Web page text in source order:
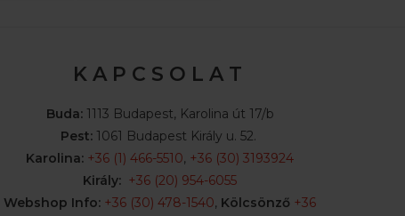
K A P C S O L A T
Buda:1113 Budapest, Karolina út 17/b
Pest:1061 Budapest Király u. 52.
Karolina: +36 (1) 466-5510, +36 (30) 3193924
Király: +36 (20) 954-6055
Webshop Info: +36 (30) 478-1540, Kölcsönző +36